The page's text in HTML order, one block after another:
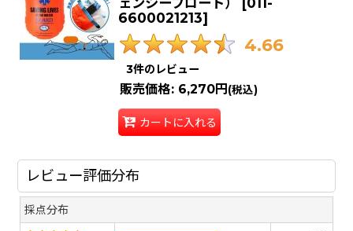
6600021213]
4.66
3件のレビュー
販売価格: 6,270円 (税込)
カートに入れる
レビュー評価分布
採点分布